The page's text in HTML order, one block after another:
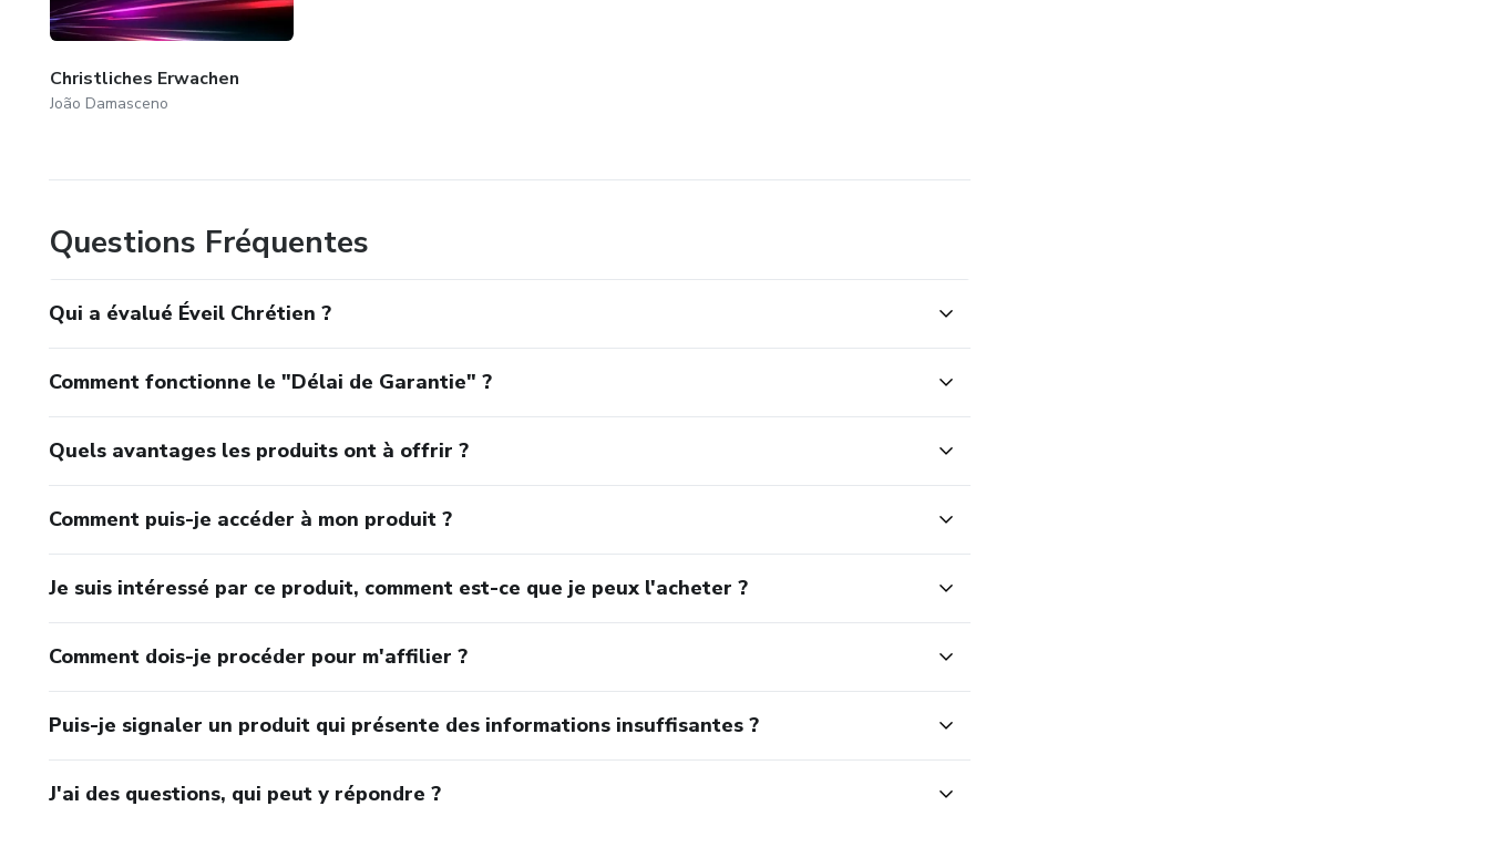
Christliches Erwachen
João Damasceno
Questions Fréquentes
Qui a évalué Éveil Chrétien ?
Comment fonctionne le "Délai de Garantie" ?
Quels avantages les produits ont à offrir ?
Comment puis-je accéder à mon produit ?
Je suis intéressé par ce produit, comment est-ce que je peux l'acheter ?
Comment dois-je procéder pour m'affilier ?
Puis-je signaler un produit qui présente des informations insuffisantes ?
J'ai des questions, qui peut y répondre ?